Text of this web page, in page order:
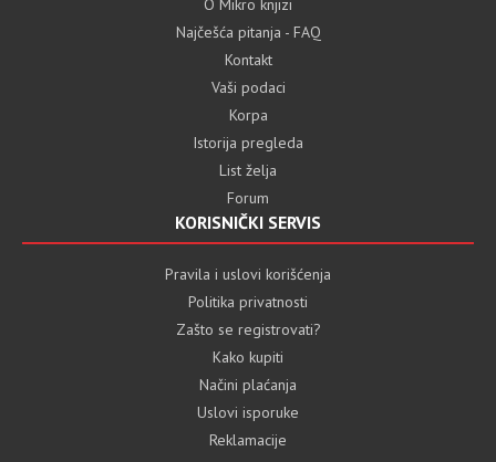
Najčešća pitanja - FAQ
Kontakt
Vaši podaci
Korpa
Istorija pregleda
List želja
Forum
KORISNIČKI SERVIS
Pravila i uslovi korišćenja
Politika privatnosti
Zašto se registrovati?
Kako kupiti
Načini plaćanja
Uslovi isporuke
Reklamacije